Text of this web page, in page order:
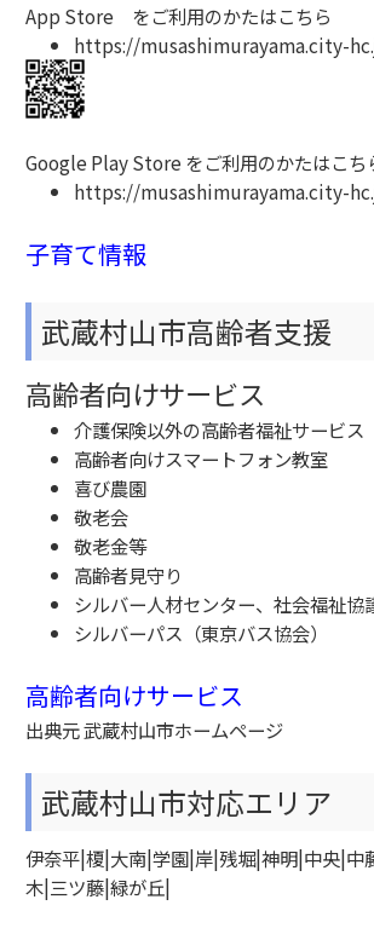
App Store をご利用のかたはこちら
https://musashimurayama.city-
Google Play Store をご利用のかたはこち
https://musashimurayama.city-
子育て情報
武蔵村山市高齢者支援
高齢者向けサービス
介護保険以外の高齢者福祉サービス
高齢者向けスマートフォン教室
喜び農園
敬老会
敬老金等
高齢者見守り
シルバー人材センター、社会福祉協
シルバーパス（東京バス協会）
高齢者向けサービス
出典元 武蔵村山市ホームページ
武蔵村山市対応エリア
伊奈平|榎|大南|学園|岸|残堀|神明|中央|中
木|三ツ藤|緑が丘|